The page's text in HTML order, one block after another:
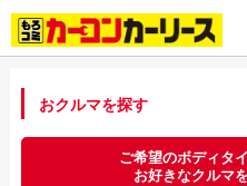
おクルマを探す
ご希望のボディタ
お好きなクルマ